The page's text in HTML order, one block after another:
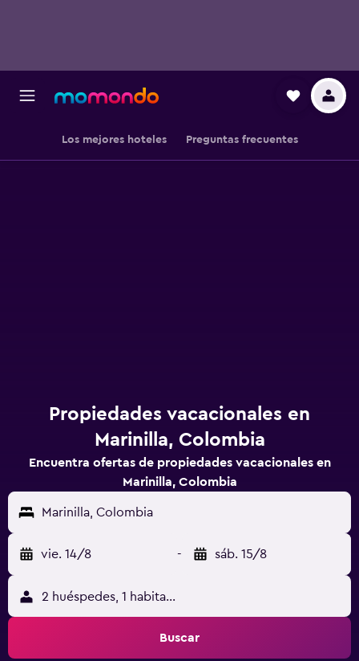
Los mejores hoteles Preguntas frecuentes
Propiedades vacacionales en
Marinilla, Colombia
Encuentra ofertas de propiedades vacacionales en
Marinilla, Colombia
Marinilla, Colombia
vie. 14/8 - sáb. 15/8
2 huéspedes, 1 habitación
Buscar